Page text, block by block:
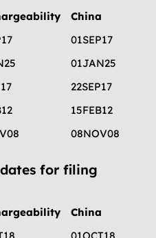
China
01SEP17
01JAN25
22SEP17
15FEB12
08NOV08
for filing
China